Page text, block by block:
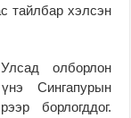
тайлбар хэлсэн
олборлон
Сингапурын
борлогддог.